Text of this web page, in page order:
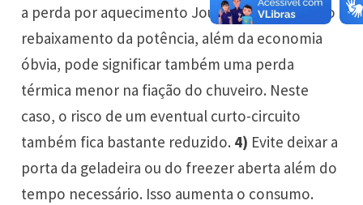
a perda por aquecimento Joule. Devido a isso, o
rebaixamento da potência, além da economia
óbvia, pode significar também uma perda
térmica menor na fiação do chuveiro. Neste
caso, o risco de um eventual curto-circuito
também fica bastante reduzido. 4) Evite deixar a
porta da geladeira ou do freezer aberta além do
tempo necessário. Isso aumenta o consumo.